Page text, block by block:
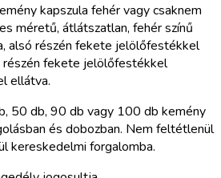
kapszula fehér vagy csaknem
méretű, átlátszatlan, fehér színű
alsó részén fekete jelölőfestékkel
fekete jelölőfestékkel
ellátva.
50 db, 90 db vagy 100 db kemény
és dobozban. Nem feltétlenül
kereskedelmi forgalomba.